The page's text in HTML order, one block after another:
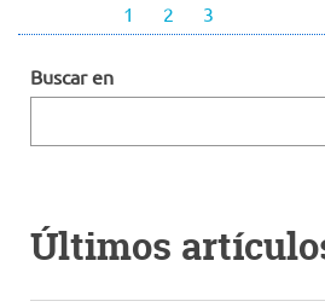
1 2 3
Buscar en
Últimos